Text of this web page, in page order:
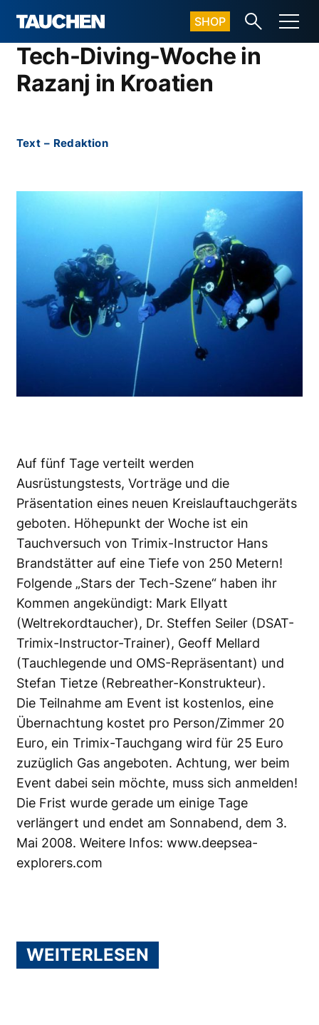
SHOP
Tech-Diving-Woche in
Razanj in Kroatien
Text – Redaktion
Auf fünf Tage verteilt werden
Ausrüstungstests, Vorträge und die
Präsentation eines neuen Kreislauftauchgeräts
geboten. Höhepunkt der Woche ist ein
Tauchversuch von Trimix-Instructor Hans
Brandstätter auf eine Tiefe von 250 Metern!
Folgende „Stars der Tech-Szene“ haben ihr
Kommen angekündigt: Mark Ellyatt
(Weltrekordtaucher), Dr. Steffen Seiler (DSAT-
Trimix-Instructor-Trainer), Geoff Mellard
(Tauchlegende und OMS-Repräsentant) und
Stefan Tietze (Rebreather-Konstrukteur).
Die Teilnahme am Event ist kostenlos, eine
Übernachtung kostet pro Person/Zimmer 20
Euro, ein Trimix-Tauchgang wird für 25 Euro
zuzüglich Gas angeboten. Achtung, wer beim
Event dabei sein möchte, muss sich anmelden!
Die Frist wurde gerade um einige Tage
verlängert und endet am Sonnabend, dem 3.
Mai 2008. Weitere Infos: www.deepsea-
explorers.com
WEITERLESEN